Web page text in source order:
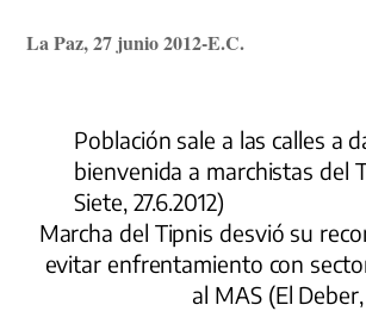
La Paz, 27 junio 2012-E.C.
Población sale a las calles a
bienvenida a marchistas del
Siete, 27.6.2012)
Marcha del Tipnis desvió su
evitar enfrentamiento con
al MAS (El Deber,